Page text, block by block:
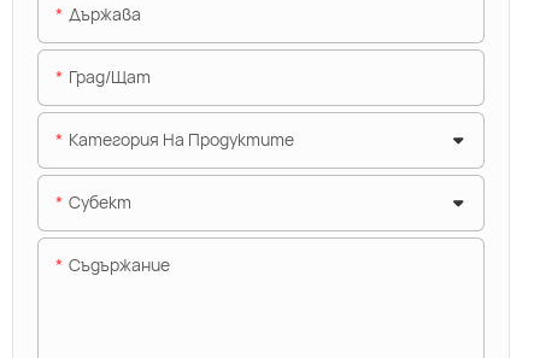
Държава
Град/щат
Категория На Продуктите
Субект
Съдържание